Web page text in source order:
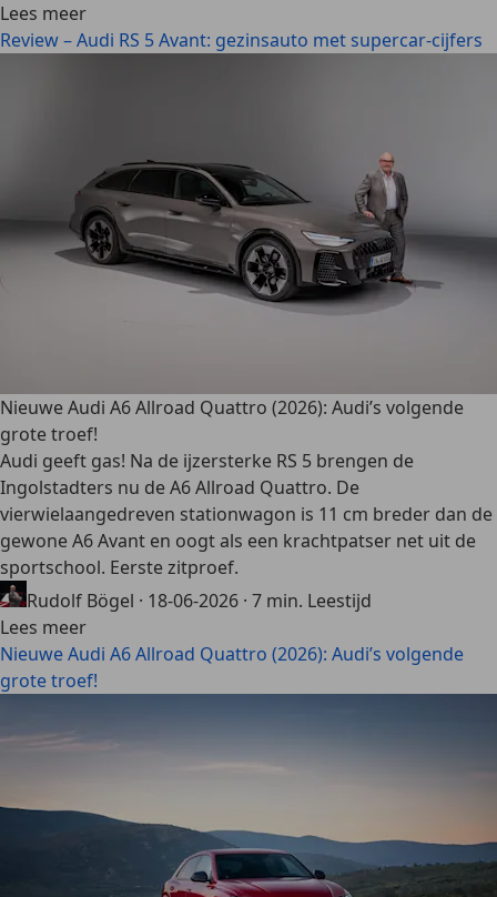
Lees meer
Review – Audi RS 5 Avant: gezinsauto met supercar-cijfers
Nieuwe Audi A6 Allroad Quattro (2026): Audi’s volgende
grote troef!
Audi geeft gas! Na de ijzersterke RS 5 brengen de
Ingolstadters nu de A6 Allroad Quattro. De
vierwielaangedreven stationwagon is 11 cm breder dan de
gewone A6 Avant en oogt als een krachtpatser net uit de
sportschool. Eerste zitproef.
Rudolf Bögel · 18-06-2026 · 7 min. Leestijd
Lees meer
Nieuwe Audi A6 Allroad Quattro (2026): Audi’s volgende
grote troef!